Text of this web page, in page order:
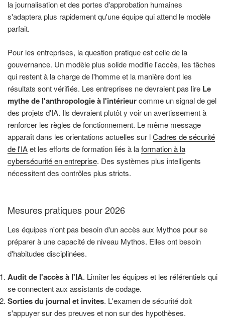
la journalisation et des portes d'approbation humaines
s'adaptera plus rapidement qu'une équipe qui attend le modèle
parfait.
Pour les entreprises, la question pratique est celle de la
gouvernance. Un modèle plus solide modifie l'accès, les tâches
qui restent à la charge de l'homme et la manière dont les
résultats sont vérifiés. Les entreprises ne devraient pas lire Le
mythe de l'anthropologie à l'intérieurcomme un signal de gel
des projets d'IA. Ils devraient plutôt y voir un avertissement à
renforcer les règles de fonctionnement. Le même message
apparaît dans les orientations actuelles sur lCadres de sécurité
de l'IAet les efforts de formation liés à laformation à la
cybersécurité en entreprise. Des systèmes plus intelligents
nécessitent des contrôles plus stricts.
Mesures pratiques pour 2026
Les équipes n'ont pas besoin d'un accès aux Mythos pour se
préparer à une capacité de niveau Mythos. Elles ont besoin
d'habitudes disciplinées.
Audit de l'accès à l'IA. Limiter les équipes et les référentiels qui
se connectent aux assistants de codage.
Sorties du journal et invites. L'examen de sécurité doit
s'appuyer sur des preuves et non sur des hypothèses.